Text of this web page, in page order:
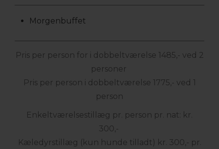
Morgenbuffet
Pris per person for i dobbeltværelse 1485,- ved 2
personer
Pris per person i dobbeltværelse 1775,- ved 1
person
Enkeltværelsestillæg pr. person pr. nat: kr.
300,-
Kæledyrstillæg (kun hunde tilladt) kr. 300,- pr.